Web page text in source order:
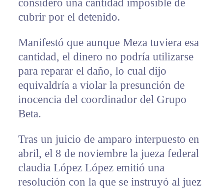
consideró una cantidad imposible de
cubrir por el detenido.
Manifestó que aunque Meza tuviera esa
cantidad, el dinero no podría utilizarse
para reparar el daño, lo cual dijo
equivaldría a violar la presunción de
inocencia del coordinador del Grupo
Beta.
Tras un juicio de amparo interpuesto en
abril, el 8 de noviembre la jueza federal
claudia López López emitió una
resolución con la que se instruyó al juez